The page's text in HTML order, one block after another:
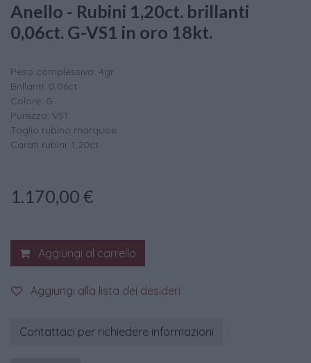
Anello - Rubini 1,20ct. brillanti
0,06ct. G-VS1 in oro 18kt.
Peso complessivo: 4gr
Brillanti: 0,06ct.
Colore: G
Purezza: VS1
Taglio rubino marquise
Carati rubini: 1,20ct.
1.170,00 €
Aggiungi al carrello
Aggiungi alla lista dei desideri
Contattaci per richiedere informazioni